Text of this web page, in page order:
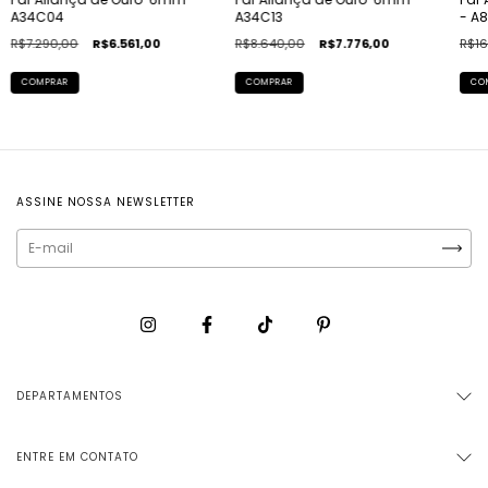
A34C04
R$7.290,00 R$6.561,00
COMPRAR
A34C13
R$8.640,00 R$7.776,00
COMPRAR
-
ASSINE NOSSA NEWSLETTER
DEPARTAMENTOS
ENTRE EM CONTATO